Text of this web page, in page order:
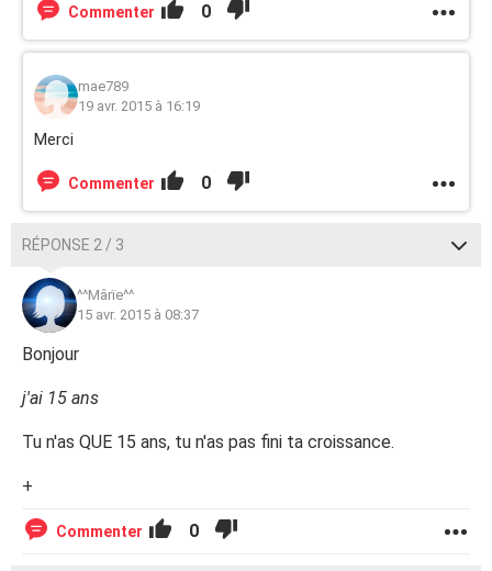
Commenter 0
mae789
19 avr. 2015 à 16:19
Merci
Commenter 0
RÉPONSE 2 / 3
^^Mârïe^^
15 avr. 2015 à 08:37
Bonjour
j'ai 15 ans
Tu n'as QUE 15 ans, tu n'as pas fini ta croissance.
+
Commenter 0